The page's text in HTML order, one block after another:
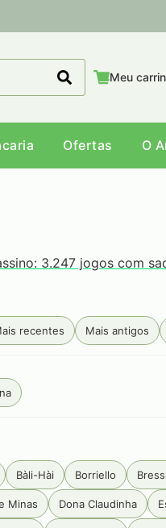
Meu
Ofertas O
3.247 jogos com
recentes Mais antigos
Bàli-Hài Borriello
Minas Dona Claudinha